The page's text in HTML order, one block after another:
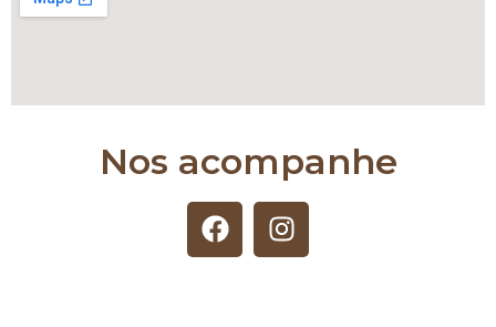
Nos acompanhe